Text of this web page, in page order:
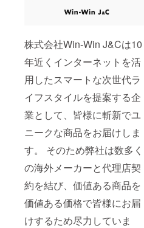
株式会社Win-Win J&Cは10
年近くインターネットを活
用したスマートな次世代ラ
イフスタイルを提案する企
業として、皆様に斬新でユ
ニークな商品をお届けしま
す。 そのため弊社は数多く
の海外メーカーと代理店契
約を結び、価値ある商品を
価値ある価格で皆様にお届
けするため尽力していま